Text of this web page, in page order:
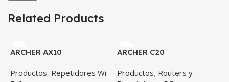
Related Products
ARCHER AX10
Productos, Repetidores Wi-
ARCHER C20
Productos, Routers y